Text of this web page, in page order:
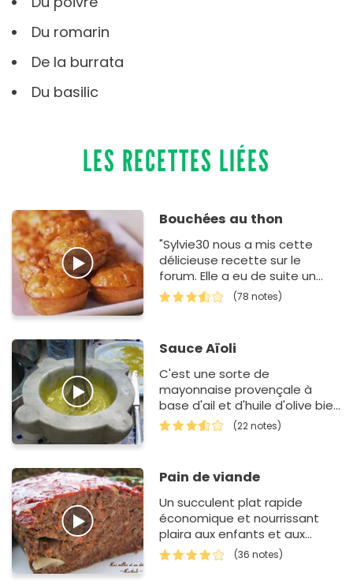
Du romarin
De la burrata
Du basilic
LES RECETTES LIÉES
Bouchées au thon
"Sylvie30 nous a mis cette
délicieuse recette sur le
forum. Elle a eu de suite un
grand succès : les bouchées
sont moelleuses, fondantes
(78 notes)
Sauce Aïoli
C'est une sorte de
mayonnaise provençale à
base d'ail et d'huile d'olive bien
entendu !
(22 notes)
Pain de viande
Un succulent plat rapide
économique et nourrissant
plaira aux enfants et aux
parents
(36 notes)